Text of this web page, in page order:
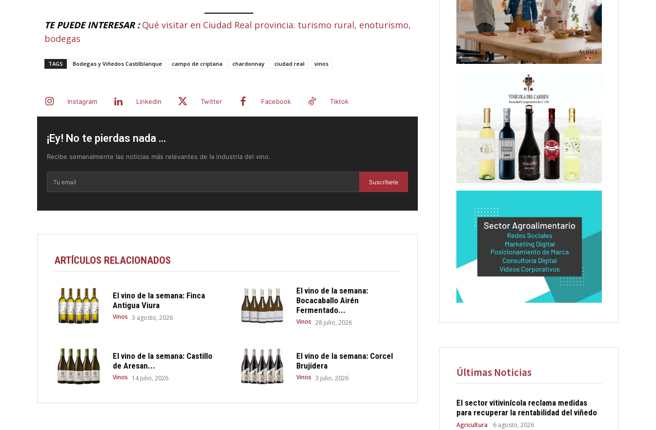
TE PUEDE INTERESAR :Qué visitar en Ciudad Real provincia: turismo rural, enoturismo,
bodegas
TAGS Bodegas y Viñedos Castilblanque campo de criptana chardonnay ciudad real vinos
Instagram Linkedin Twitter Facebook Tiktok
¡Ey! No te pierdas nada ...
Recibe semanalmente las noticias más relevantes de la industria del vino.
Suscríbete
ARTÍCULOS RELACIONADOS
El vino de la semana: Finca
Antigua Viura
Vinos 3 agosto, 2026
El vino de la semana:
Bocacaballo Airén
Fermentado...
Vinos 28 julio, 2026
El vino de la semana: Castillo
de Aresan...
Vinos 14 julio, 2026
El vino de la semana: Corcel
Brujidera
Vinos 3 julio, 2026 Últimas Noticias
El sector vitivinícola reclama medidas
para recuperar la rentabilidad del viñedo
Agricultura 6 agosto, 2026